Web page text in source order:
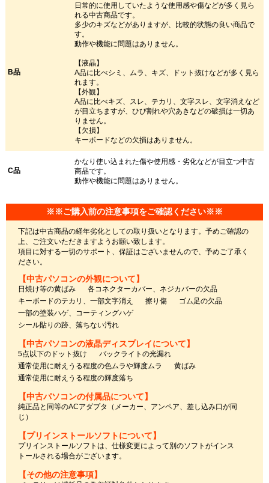
B品
日常的に使用していたような使用感や傷などが多く見ら
れる中古商品です。
多少のキズなどがありますが、比較的状態の良い商品で
す。
動作や機能に問題はありません。
【液晶】
A品に比べシミ、ムラ、キズ、ドット抜けなどが多く見ら
れます。
【外観】
A品に比べキズ、スレ、テカリ、文字スレ、文字消えなど
が目立ちますが、ひび割れや穴あきなどの破損は一切あ
りません。
【欠損】
キーボードなどの欠損はありません。
C品
かなり使い込まれた傷や使用感・劣化などが目立つ中古
商品です。
動作や機能に問題はありません。
※※ご購入前の注意事項をご確認ください※※
下記は中古商品の経年劣化としての取り扱いとなります。予めご確認の
上、ご注文いただきますようお願い致します。
項目に対する一切のサポート、保証はございませんので、予めご了承く
ださい。
【中古パソコンの外観について】
日焼け等の黄ばみ
各コネクターカバー、ネジカバーの欠品
キーボードのテカリ、一部文字消え
擦り傷
ゴム足の欠品
一部の塗装ハゲ、コーティングハゲ
シール貼りの跡、落ちない汚れ
【中古パソコンの液晶ディスプレイについて】
5点以下のドット抜け
バックライトの光漏れ
通常使用に耐えうる程度の色ムラや輝度ムラ
黄ばみ
通常使用に耐えうる程度の輝度落ち
【中古パソコンの付属品について】
純正品と同等のACアダプタ（メーカー、アンペア、差し込み口が同
じ）
【プリインストールソフトについて】
プリインストールソフトは、仕様変更によって別のソフトがインス
トールされる場合がございます。
【その他の注意事項】